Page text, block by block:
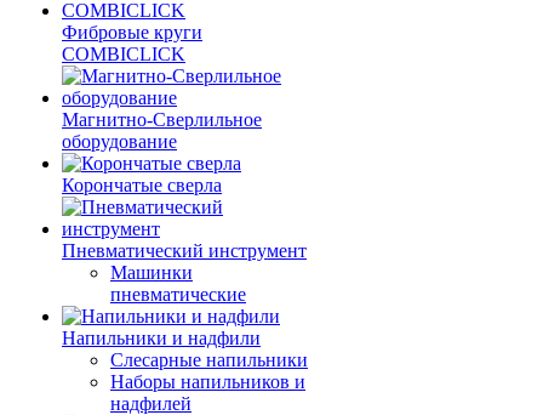
Фибровые круги
COMBICLICK
Магнитно-Сверлильное
оборудование
Корончатые сверла
Пневматический инструмент
Машинки
пневматические
Напильники и надфили
Слесарные напильники
Наборы напильников и
надфилей